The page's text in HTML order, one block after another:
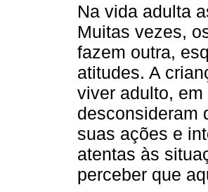
Na vida adulta
Muitas vezes,
fazem outra,
atitudes. A
viver adulto,
desconsideram
suas ações e
atentas às
perceber que